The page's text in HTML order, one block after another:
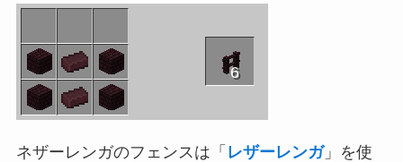
6
ネザーレンガのフェンスは「 レザーレンガ」を使